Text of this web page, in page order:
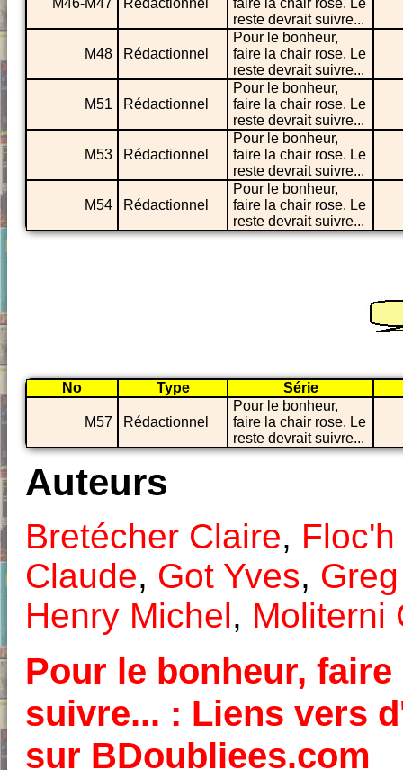
reste devrait suivre...
M48 Rédactionnel
Pour le bonheur,
faire la chair rose. Le
reste devrait suivre...
M51 Rédactionnel
Pour le bonheur,
faire la chair rose. Le
reste devrait suivre...
M53 Rédactionnel
Pour le bonheur,
faire la chair rose. Le
reste devrait suivre...
M54 Rédactionnel
Pour le bonheur,
faire la chair rose. Le
reste devrait suivre...
No Type Série
M57 Rédactionnel
Pour le bonheur,
faire la chair rose. Le
reste devrait suivre...
Auteurs
Bretécher Claire,
Claude, Got Yves,
Henry Michel, Moliterni
Pour le bonheur,
suivre... : Liens vers
sur BDoubliees.com